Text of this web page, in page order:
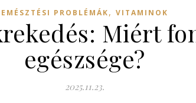
EMÉSZTÉSI PROBLÉMÁK, VITAMINOK
Miért
egészsége?
2025.11.23.